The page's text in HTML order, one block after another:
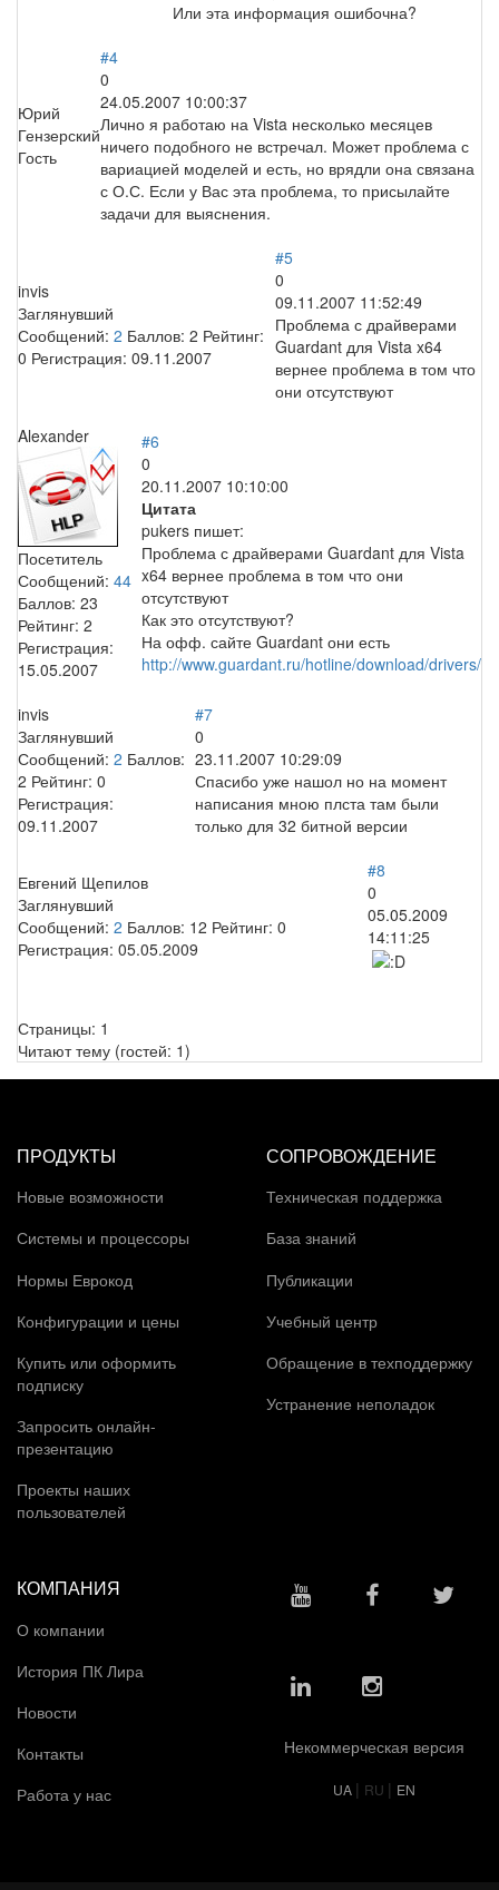
Или эта информация ошибочна?
Юрий
Гензерский
Гость
#4
0
24.05.2007 10:00:37
Лично я работаю на Vista несколько месяцев
ничего подобного не встречал. Может проблема с
вариацией моделей и есть, но врядли она связана
с О.С. Если у Вас эта проблема, то присылайте
задачи для выяснения.
invis
Заглянувший
Сообщений: 2 Баллов: 2 Рейтинг:
0 Регистрация: 09.11.2007
#5
0
09.11.2007 11:52:49
Проблема с драйверами
Guardant для Vista x64
вернее проблема в том что
они отсутствуют
Alexander
Посетитель
Сообщений: 44
Баллов: 23
Рейтинг: 2
Регистрация:
15.05.2007
#6
0
20.11.2007 10:10:00
Цитата
pukers пишет:
Проблема с драйверами Guardant для Vista
x64 вернее проблема в том что они
отсутствуют
Как это отсутствуют?
На офф. сайте Guardant они есть
http://www.guardant.ru/hotline/download/drivers/
invis
Заглянувший
Сообщений: 2 Баллов:
2 Рейтинг: 0
Регистрация:
09.11.2007
#7
0
23.11.2007 10:29:09
Спасибо уже нашол но на момент
написания мною плста там были
только для 32 битной версии
Евгений Щепилов
Заглянувший
Сообщений: 2 Баллов: 12 Рейтинг: 0
Регистрация: 05.05.2009
#8
0
05.05.2009
14:11:25
Страницы: 1
Читают тему (гостей: 1)
ПРОДУКТЫ
Новые возможности
Системы и процессоры
Нормы Еврокод
Конфигурации и цены
Купить или оформить
подписку
Запросить онлайн-
презентацию
Проекты наших
пользователей
СОПРОВОЖДЕНИЕ
Техническая поддержка
База знаний
Публикации
Учебный центр
Обращение в техподдержку
Устранение неполадок
КОМПАНИЯ
О компании
История ПК Лира
Новости
Контакты
Работа у нас
Некоммерческая версия
UA | RU | EN